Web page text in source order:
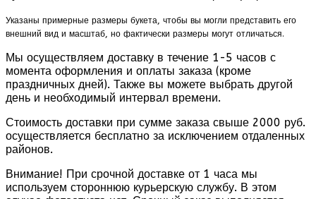
Указаны примерные размеры букета, чтобы вы могли представить его
внешний вид и масштаб, но фактически размеры могут отличаться.
Мы осуществляем доставку в течение 1-5 часов с
момента оформления и оплаты заказа (кроме
праздничных дней). Также вы можете выбрать другой
день и необходимый интервал времени.
Стоимость доставки при сумме заказа свыше 2000 руб.
осуществляется бесплатно за исключением отдаленных
районов.
Внимание! При срочной доставке от 1 часа мы
используем стороннюю курьерскую службу. В этом